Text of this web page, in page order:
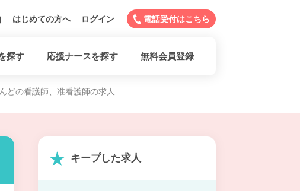
はじめての方へ ログイン 電話受付はこちら
探す 応援ナースを探す 無料会員登録
の看護師、准看護師の求人
キープした求人